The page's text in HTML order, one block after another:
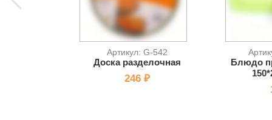
Артикул: G-542
Доска разделочная
246 ₽
Блюдо